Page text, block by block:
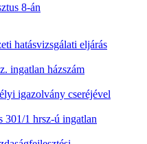
8-án
hatásvizsgálati eljárás
ingatlan házszám
igazolvány cseréjével
301/1 hrsz-ú ingatlan